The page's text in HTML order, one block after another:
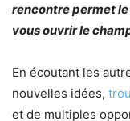
rencontre permet
vous ouvrir le
En écoutant les
nouvelles idées,
et de multiples